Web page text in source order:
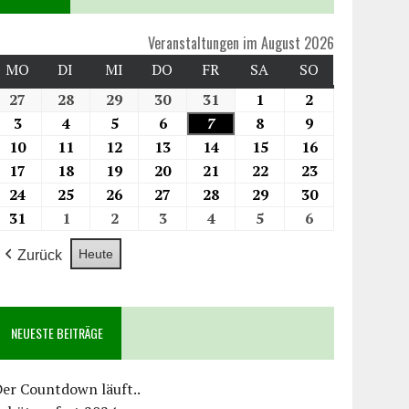
Veranstaltungen im August 2026
MO DI MI DO FR SA
SO
27
28 29 30 31 1
2
3
4 5 6 7 8
9
10
11 12 13 14 15
16
17
18 19 20 21 22
23
24
25 26 27 28 29
30
31
1 2 3 4 5 6
Zurück Heute
NEUESTE BEITRÄGE
Countdown läuft..